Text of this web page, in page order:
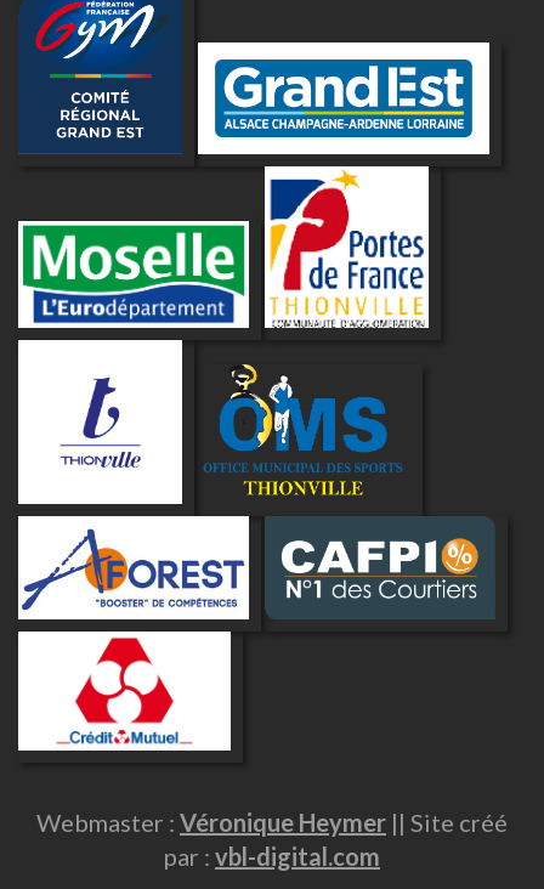
Webmaster : Véronique Heymer || Site créé
par : vbl-digital.com